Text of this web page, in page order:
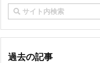
過去の記事